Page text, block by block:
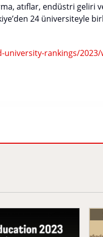
atıflar, endüstri geliri
24 üniversiteyle
rankings/2023/